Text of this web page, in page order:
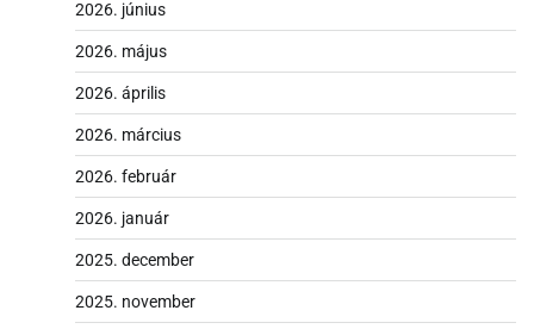
2026. június
2026. május
2026. április
2026. március
2026. február
2026. január
2025. december
2025. november